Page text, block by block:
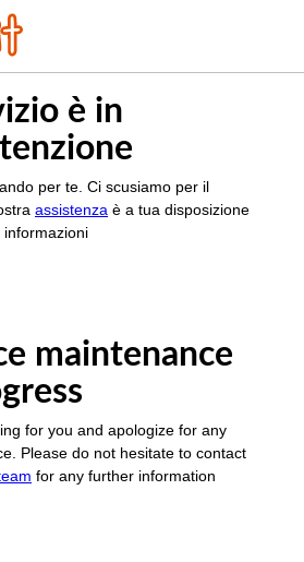
è in
per te. Ci scusiamo per il
assistenza è a tua disposizione
informazioni
maintenance
for you and apologize for any
Please do not hesitate to contact
for any further information